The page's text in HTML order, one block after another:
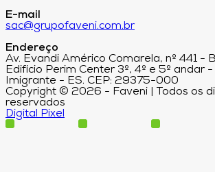
E-mail
sac@grupofaveni.com.br
Endereço
Av. Evandi Américo Comarela, nº 441 -
Edifício Perim Center 3º, 4º e 5º andar
Imigrante - ES. CEP: 29375-000
Copyright © 2026 - Faveni | Todos os
reservados
Digital Pixel